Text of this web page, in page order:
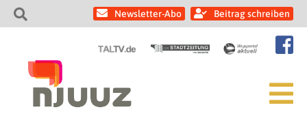
Newsletter-Abo Beitrag schreiben